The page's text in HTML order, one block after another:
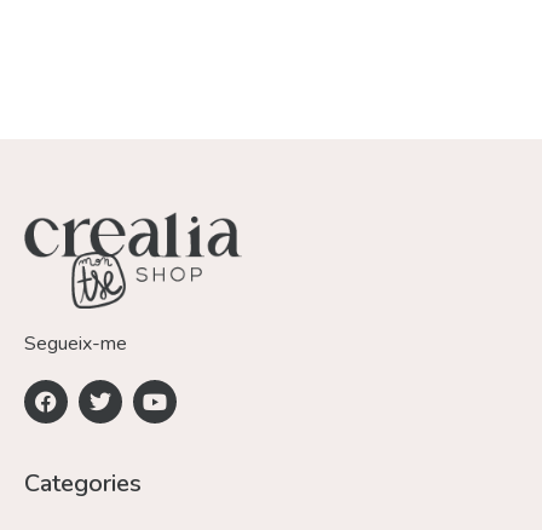
Segueix-me
Categories